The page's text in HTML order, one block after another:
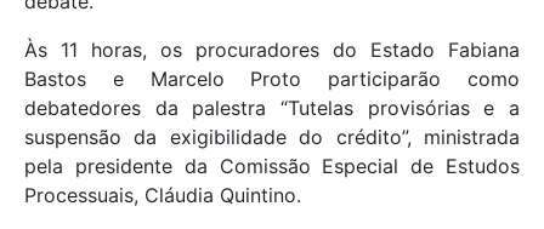
Às 11 horas, os procuradores do Estado Fabiana
Bastos e Marcelo Proto participarão como
debatedores da palestra “Tutelas provisórias e a
suspensão da exigibilidade do crédito”, ministrada
pela presidente da Comissão Especial de Estudos
Processuais, Cláudia Quintino.